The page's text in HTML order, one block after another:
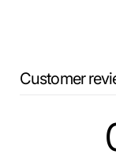
Customer